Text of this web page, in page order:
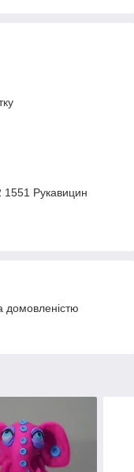
Рукавицин
домовленістю